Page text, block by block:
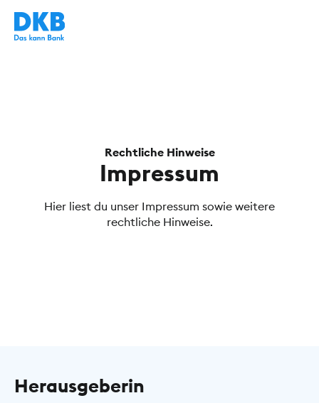
Rechtliche Hinweise
Impressum
Hier liest du unser Impressum sowie weitere
rechtliche Hinweise.
Herausgeberin